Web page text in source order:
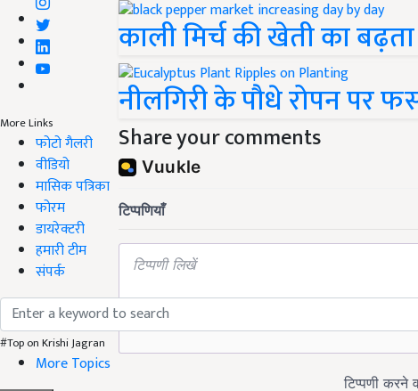
More Links
फोटो गैलरी
वीडियो
मासिक पत्रिका
फोरम
डायरेक्टरी
हमारी टीम
संपर्क
#Top on Krishi Jagran
More Topics
काली मिर्च की खेती का बढ़ता
नीलगिरी के पौधे रोपन पर
Share your comments